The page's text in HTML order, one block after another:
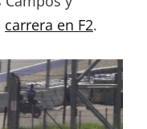
carrera en F2.